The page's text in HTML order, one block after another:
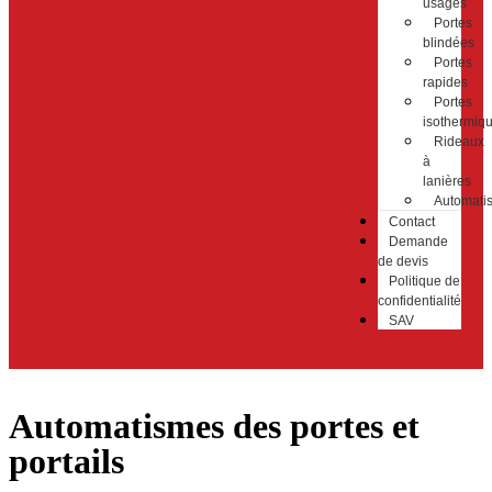
usages
Portes
blindées
Portes
rapides
Portes
Rideaux
à
lanières
Contact
Demande
de devis
Politique de
confidentialité
SAV
Automatismes des portes et
portails